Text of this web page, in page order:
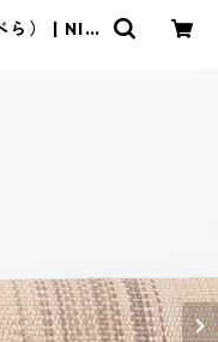
ら） | NIB